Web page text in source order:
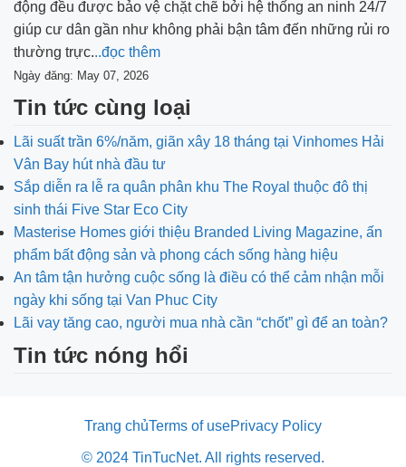
động đều được bảo vệ chặt chẽ bởi hệ thống an ninh 24/7
giúp cư dân gần như không phải bận tâm đến những rủi ro
thường trực...đọc thêm
Ngày đăng: May 07, 2026
Tin tức cùng loại
Lãi suất trần 6%/năm, giãn xây 18 tháng tại Vinhomes Hải
Vân Bay hút nhà đầu tư
Sắp diễn ra lễ ra quân phân khu The Royal thuộc đô thị
sinh thái Five Star Eco City
Masterise Homes giới thiệu Branded Living Magazine, ấn
phẩm bất động sản và phong cách sống hàng hiệu
An tâm tận hưởng cuộc sống là điều có thể cảm nhận mỗi
ngày khi sống tại Van Phuc City
Lãi vay tăng cao, người mua nhà cần “chốt” gì để an toàn?
Tin tức nóng hổi
Trang chủTerms of usePrivacy Policy
© 2024 TinTucNet. All rights reserved.